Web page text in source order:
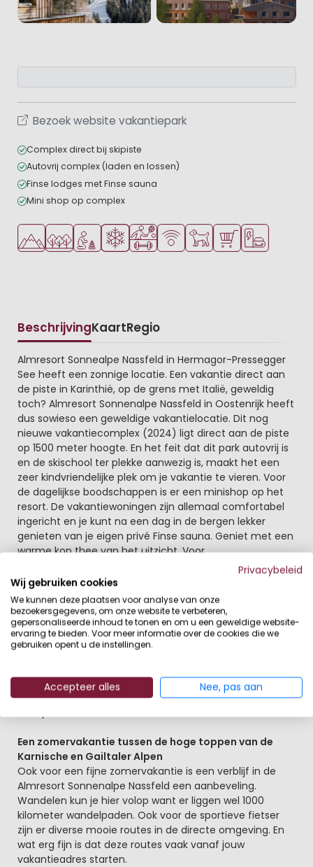
Bezoek website vakantiepark
Complex direct bij skipiste
Autovrij complex (laden en lossen)
Finse lodges met Finse sauna
Mini shop op complex
Ligt in de heuvels/bergen
Ligt in een bosrijke omgeving
Aanbevolen voor jonge kinderen
Wintervakantie
Veel mogelijkheden om te sporten
WiFi beschikbaar
Huisdieren toegestaan
Parkwinkel/
Laadpaal
BeschrijvingKaartRegio
Beschrijving
Almresort Sonnealpe Nassfeld in Hermagor-Pressegger
See heeft een zonnige locatie. Een vakantie direct aan
de piste in Karinthië, op de grens met Italië, geweldig
toch? Almresort Sonnenalpe Nassfeld in Oostenrijk heeft
dus sowieso een geweldige vakantielocatie. Dit nog
nieuwe vakantiecomplex (2024) ligt direct aan de piste
op 1500 meter hoogte. En het feit dat dit park autovrij is
en de skischool ter plekke aanwezig is, maakt het een
zeer kindvriendelijke plek om je vakantie te vieren. Voor
de dagelijkse boodschappen is er een minishop op het
resort. De vakantiewoningen zijn allemaal comfortabel
ingericht en je kunt na een dag in de bergen lekker
genieten van je eigen privé Finse sauna. Geniet met een
warme kop thee van het uitzicht. Voor
hondenliefhebbers zijn er enkele vakantiewoningen zo
ingericht dat honden welkom zijn.
Nassfeld een geliefd plekje voor een heerlijke
wintersportvakantie
Het skigebied waar jij vakantie viert heeft wel 110
kilometer goed geprepareerde pistes en de
ligt zowat voor de deur. Verder is er een skischool en kun
je je skiuitrusting veilig opbergen in het verwarmde
Een zomervakantie tussen de hoge toppen van de
Karnische en Gailtaler Alpen
Ook voor een fijne zomervakantie is een verblijf in de
Almresort Sonnenalpe Nassfeld een aanbeveling.
Wandelen kun je hier volop want er liggen wel 1000
kilometer wandelpaden. Ook voor de sportieve fietser
zijn er diverse mooie routes in de directe omgeving. En
wat erg fijn is dat deze routes vaak vanaf jouw
vakantieadres starten.
Privacybeleid
Wij gebruiken cookies
We kunnen deze plaatsen voor analyse van onze
bezoekersgegevens, om onze website te verbeteren,
gepersonaliseerde inhoud te tonen en om u een geweldige website-
ervaring te bieden. Voor meer informatie over de cookies die we
gebruiken opent u de instellingen.
Accepteer alles Nee, pas aan